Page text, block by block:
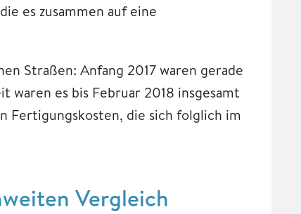
es zusammen auf eine
Straßen: Anfang 2017 waren gerade
waren es bis Februar 2018 insgesamt
Fertigungskosten, die sich folglich im
Vergleich